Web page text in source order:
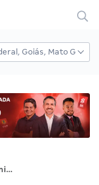
Recursos Unificado RN: confira prazo para fundamentações!